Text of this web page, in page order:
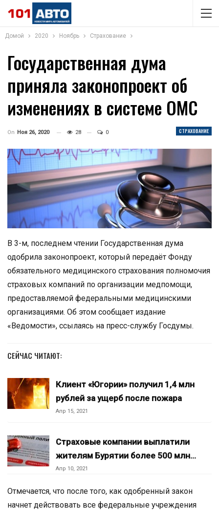
Домой 2020 Ноябрь Страхование
Государственная дума
приняла законопроект об
изменениях в системе ОМС
СТРАХОВАНИЕ
On Ноя 26, 2020 28 0
В 3-м, последнем чтении Государственная дума
одобрила законопроект, который передаёт Фонду
обязательного медицинского страхования полномочия
страховых компаний по организации медпомощи,
предоставляемой федеральными медицинскими
организациями. Об этом сообщает издание
«Ведомости», ссылаясь на пресс-службу Госдумы.
СЕЙЧАС ЧИТАЮТ:
Клиент «Югории» получил 1,4 млн
рублей за ущерб после пожара
Апр 15, 2021
Страховые компании выплатили
жителям Бурятии более 500 млн…
Апр 10, 2021
Отмечается, что после того, как одобренный закон
начнет действовать все федеральные учреждения